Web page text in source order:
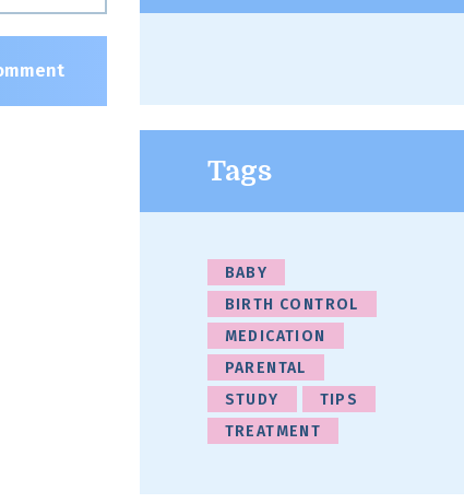
Tags
BABY
BIRTH CONTROL
MEDICATION
PARENTAL
STUDY
TIPS
TREATMENT